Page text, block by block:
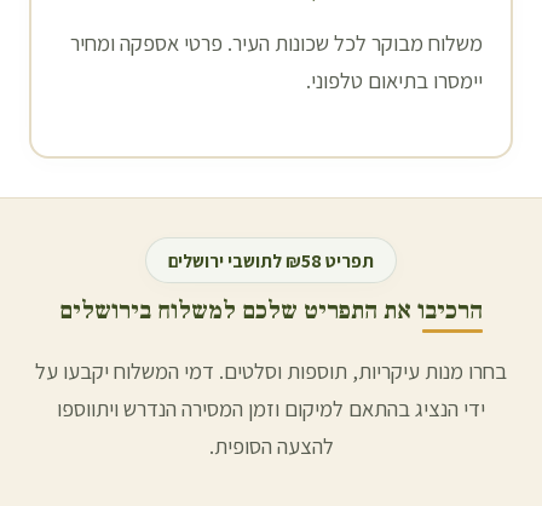
משלוח מבוקר לכל שכונות העיר. פרטי אספקה ומחיר
יימסרו בתיאום טלפוני.
תפריט ₪58 לתושבי ירושלים
הרכיבו את התפריט שלכם למשלוח בירושלים
בחרו מנות עיקריות, תוספות וסלטים. דמי המשלוח יקבעו על
ידי הנציג בהתאם למיקום וזמן המסירה הנדרש ויתווספו
להצעה הסופית.